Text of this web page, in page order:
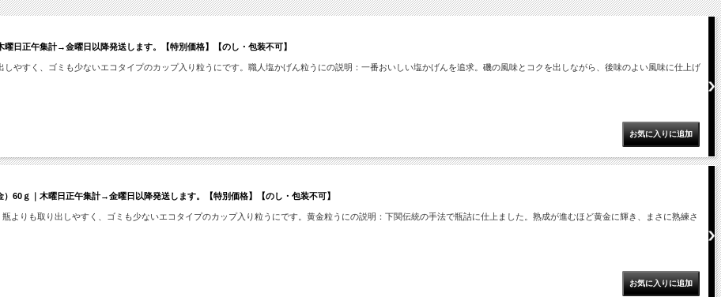
日正午集計→金曜日以降発送します。【特別価格】【のし・包装不可】
やすく、ゴミも少ないエコタイプのカップ入り粒うにです。職人塩かげん粒うにの説明：一番おいしい塩かげんを追求。磯の風味とコクを出しながら、後味のよい風味に仕上げ
60ｇ｜木曜日正午集計→金曜日以降発送します。【特別価格】【のし・包装不可】
よりも取り出しやすく、ゴミも少ないエコタイプのカップ入り粒うにです。黄金粒うにの説明：下関伝統の手法で瓶詰に仕上ました。熟成が進むほど黄金に輝き、まさに熟練さ